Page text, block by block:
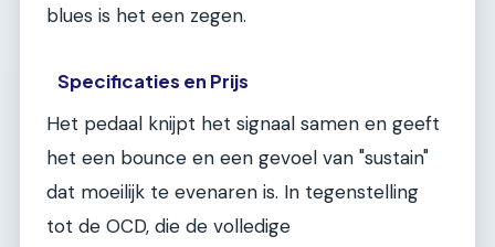
blues is het een zegen.
Specificaties en Prijs
Het pedaal knijpt het signaal samen en geeft
het een bounce en een gevoel van "sustain"
dat moeilijk te evenaren is. In tegenstelling
tot de OCD, die de volledige